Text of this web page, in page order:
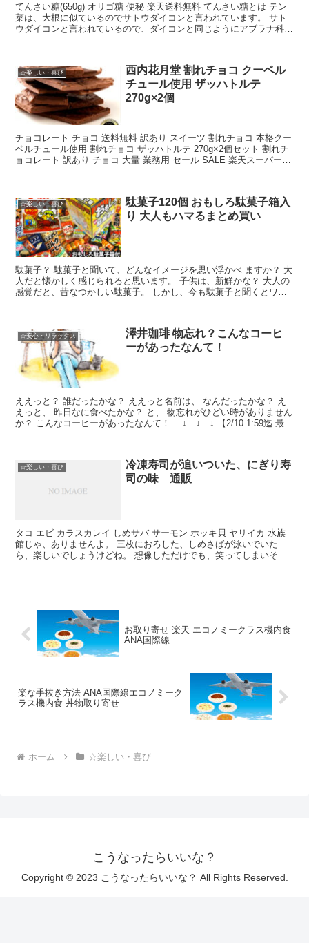
てんさい糖(650g) オリゴ糖 便秘 楽天送料無料 てんさい糖とは テン
菜は、大根に似ているのでサトウダイコンと言われています。 サト
ウダイコンと言われているので、ダイコンと同じようにアブラナ科ダ
☆楽しい・喜び
西内花月堂 割れチョコ クーベル
チュール使用 ザッハトルテ
270g×2個
チョコレート チョコ 送料無料 訳あり スイーツ 割れチョコ 本格クー
ベルチュール使用 割れチョコ ザッハトルテ 270g×2個セット 割れチ
ョコレート 訳あり チョコ 大量 業務用 セール SALE 楽天スーパー
☆楽しい・喜び
駄菓子120個 おもしろ駄菓子箱入
り 大人もハマるまとめ買い
駄菓子？ 駄菓子と聞いて、どんなイメージを思い浮かべ ますか？ 大
人だと懐かしく感じられると思います。 子供は、新鮮かな？ 大人の
感覚だと、昔なつかしい駄菓子。 しかし、今も駄菓子と聞くとワク
☆安心・リラックス
澤井珈琲 物忘れ？こんなコーヒ
ーがあったなんて！
ええっと？ 誰だったかな？ ええっと名前は、 なんだったかな？ え
えっと、 昨日なに食べたかな？ と、 物忘れがひどい時がありません
か？ こんなコーヒーがあったなんて！ ↓ ↓ ↓ 【2/10 1:59迄 最大
☆楽しい・喜び
冷凍寿司が追いついた、にぎり寿
司の味 通販
タコ エビ カラスカレイ しめサバ サーモン ホッキ貝 ヤリイカ 水族
館じゃ、ありませんよ。 三枚におろした、しめさばが泳いでいた
ら、楽しいでしょうけどね。 想像しただけでも、笑ってしまいそう
お取り寄せ 楽天 エコノミークラス機内食
ANA国際線
楽な手抜き方法 ANA国際線エコノミーク
ラス機内食 丼物取り寄せ
ホーム ☆楽しい・喜び
こうなったらいいな？
Copyright © 2023 こうなったらいいな？ All Rights Reserved.